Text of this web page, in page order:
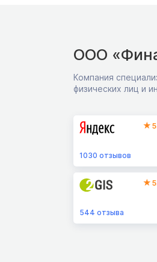
ООО
Компания
физических лиц и
1030 отзывов
544 отзыва